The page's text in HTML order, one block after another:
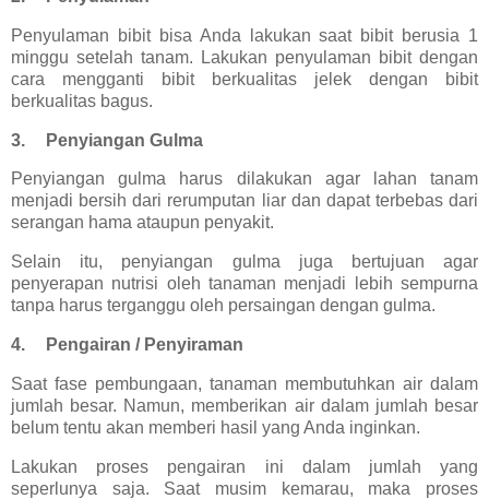
Penyulaman bibit bisa Anda lakukan saat bibit berusia 1
minggu setelah tanam. Lakukan penyulaman bibit dengan
cara mengganti bibit berkualitas jelek dengan bibit
berkualitas bagus.
3. Penyiangan Gulma
Penyiangan gulma harus dilakukan agar lahan tanam
menjadi bersih dari rerumputan liar dan dapat terbebas dari
serangan hama ataupun penyakit.
Selain itu, penyiangan gulma juga bertujuan agar
penyerapan nutrisi oleh tanaman menjadi lebih sempurna
tanpa harus terganggu oleh persaingan dengan gulma.
4. Pengairan / Penyiraman
Saat fase pembungaan, tanaman membutuhkan air dalam
jumlah besar. Namun, memberikan air dalam jumlah besar
belum tentu akan memberi hasil yang Anda inginkan.
Lakukan proses pengairan ini dalam jumlah yang
seperlunya saja. Saat musim kemarau, maka proses